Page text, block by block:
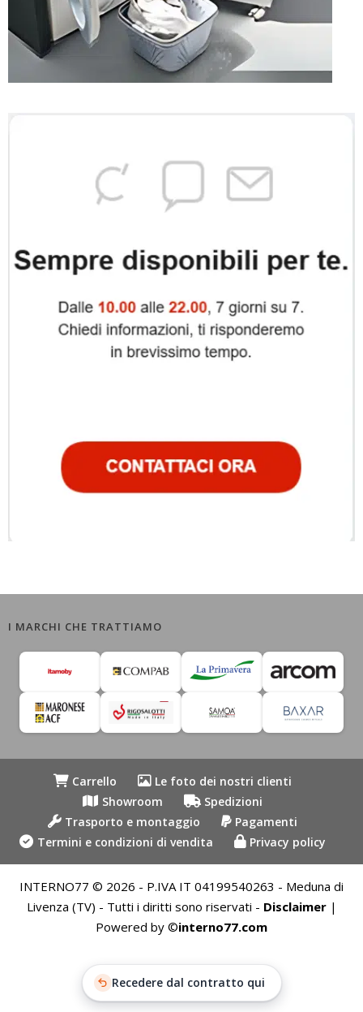
I MARCHI CHE TRATTIAMO
Carrello
Le foto dei nostri clienti
Showroom
Spedizioni
Trasporto e montaggio
Pagamenti
Termini e condizioni di vendita
Privacy policy
INTERNO77 © 2026 - P.IVA IT 04199540263 - Meduna di
Livenza (TV) - Tutti i diritti sono riservati - Disclaimer|
Powered by ©interno77.com
Recedere dal contratto qui